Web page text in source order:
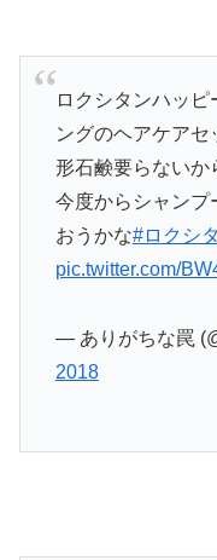
ロクシタンハッ
ングのヘアケアセ
形石鹸要らない
今度からシャンプ
おうかな#ロクシ
pic.twitter.com/
— ありがちな罠
2018